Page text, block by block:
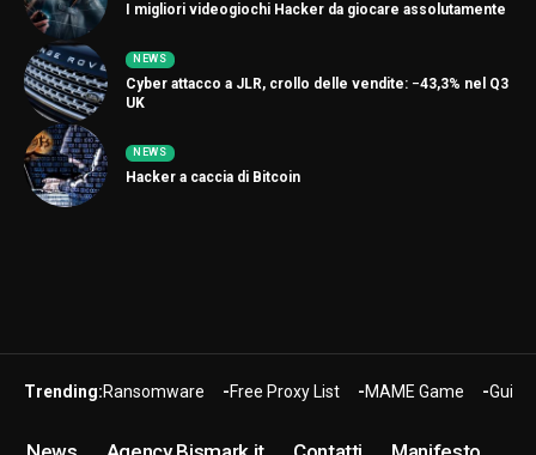
I migliori videogiochi Hacker da giocare assolutamente
NEWS
Cyber attacco a JLR, crollo delle vendite: −43,3% nel Q3
UK
NEWS
Hacker a caccia di Bitcoin
Trending:Ransomware Free Proxy List MAME Game Guide